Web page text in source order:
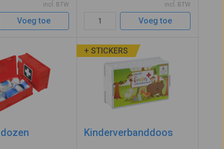
export van producten naar uw buitenlandse vestigingen
Neem gerust contact met onze klantenservice.
voor de transport en
incl. BTW
Voeg toe
doos bevat een prachtige print ...incl. BTW
Voeg toe
+ STICKERS
Kinderverbanddoos